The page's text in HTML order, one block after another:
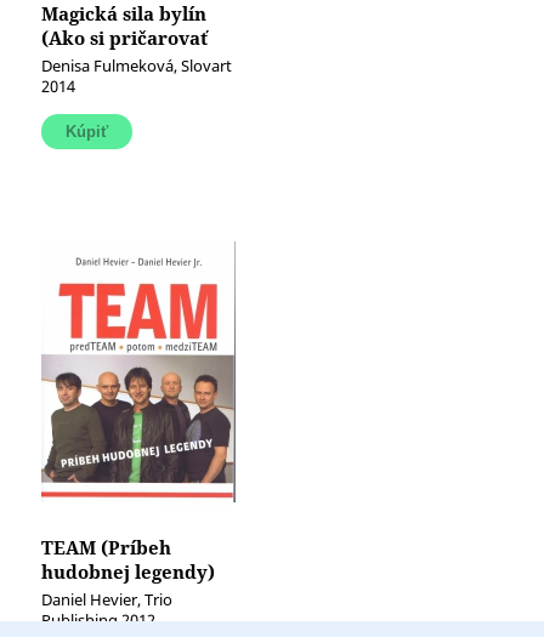
Magická sila bylín
(Ako si pričarovať
šťastie)
Denisa Fulmeková, Slovart
2014
TEAM (Príbeh
hudobnej legendy)
Daniel Hevier, Trio
Publishing 2012